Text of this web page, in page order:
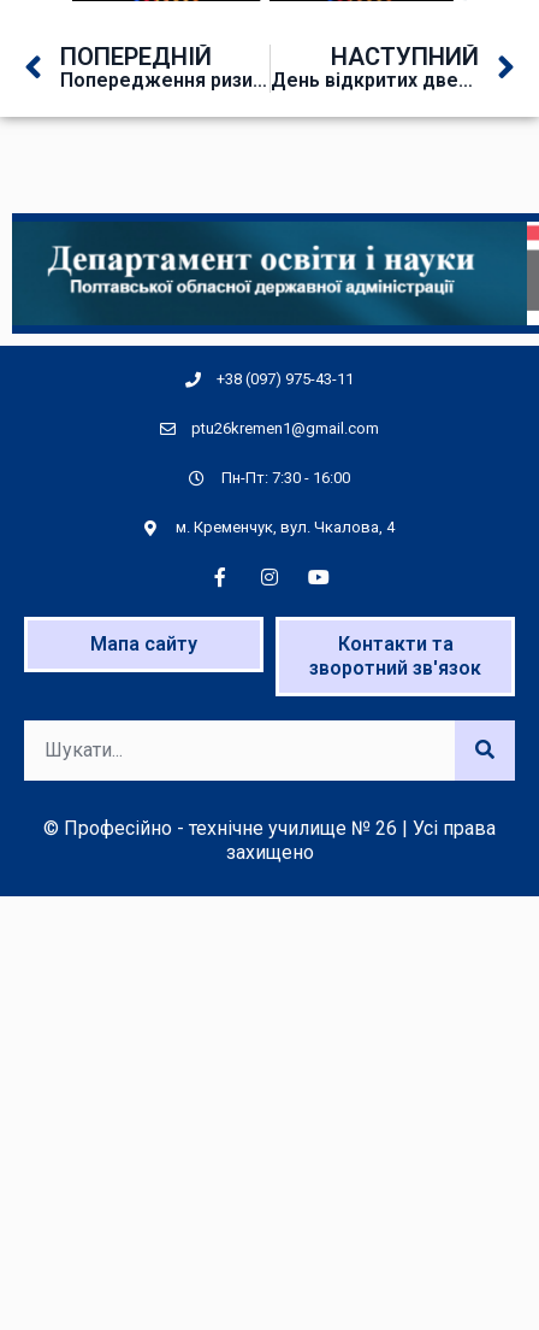
ПОПЕРЕДНІЙ
Попередження ризиків від вибухонебезпечних предметів
НАСТУПНИЙ
День відкритих дверей 20 квітня 2023 року
+38 (097) 975-43-11
ptu26kremen1@gmail.com
Пн-Пт: 7:30 - 16:00
м. Кременчук, вул. Чкалова, 4
Мапа сайту
Контакти та
зворотний зв'язок
© Професійно - технічне училище № 26 | Усі права
захищено